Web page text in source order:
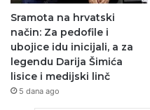
Sramota na hrvatski
način: Za pedofile i
ubojice idu inicijali, a za
legendu Darija Šimića
lisice i medijski linč
5 dana ago